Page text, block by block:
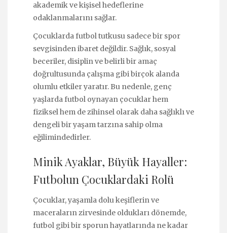
akademik ve kişisel hedeflerine
odaklanmalarını sağlar.
Çocuklarda futbol tutkusu sadece bir spor
sevgisinden ibaret değildir. Sağlık, sosyal
beceriler, disiplin ve belirli bir amaç
doğrultusunda çalışma gibi birçok alanda
olumlu etkiler yaratır. Bu nedenle, genç
yaşlarda futbol oynayan çocuklar hem
fiziksel hem de zihinsel olarak daha sağlıklı ve
dengeli bir yaşam tarzına sahip olma
eğilimindedirler.
Minik Ayaklar, Büyük Hayaller:
Futbolun Çocuklardaki Rolü
Çocuklar, yaşamla dolu keşiflerin ve
maceraların zirvesinde oldukları dönemde,
futbol gibi bir sporun hayatlarında ne kadar